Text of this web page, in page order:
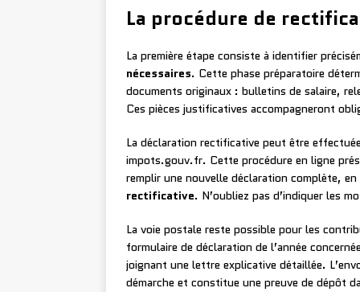
La procédure de
La première étape consiste à identifier
nécessaires. Cette phase préparatoire
documents originaux : bulletins de salaire,
Ces pièces justificatives accompagneront
La déclaration rectificative peut être
impots.gouv.fr. Cette procédure en ligne
remplir une nouvelle déclaration complète,
rectificative. N’oubliez pas d’indiquer les
La voie postale reste possible pour les
formulaire de déclaration de l’année
joignant une lettre explicative détaillée.
démarche et constitue une preuve de dépôt